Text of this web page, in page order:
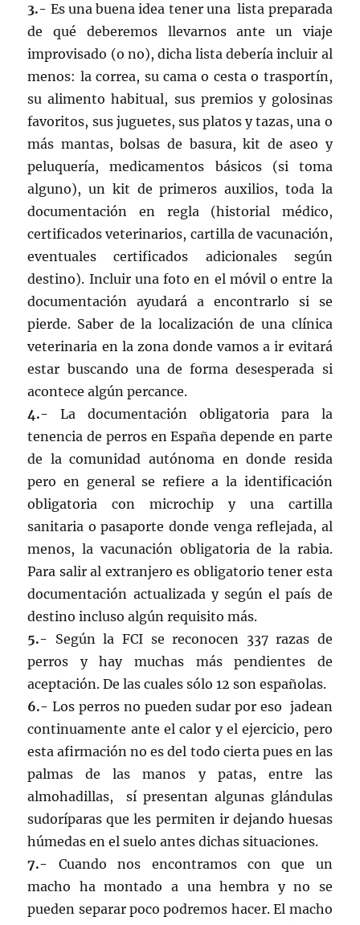
3.- Es una buena idea tener una lista preparada
de qué deberemos llevarnos ante un viaje
improvisado (o no), dicha lista debería incluir al
menos: la correa, su cama o cesta o trasportín,
su alimento habitual, sus premios y golosinas
favoritos, sus juguetes, sus platos y tazas, una o
más mantas, bolsas de basura, kit de aseo y
peluquería, medicamentos básicos (si toma
alguno), un kit de primeros auxilios, toda la
documentación en regla (historial médico,
certificados veterinarios, cartilla de vacunación,
eventuales certificados adicionales según
destino). Incluir una foto en el móvil o entre la
documentación ayudará a encontrarlo si se
pierde. Saber de la localización de una clínica
veterinaria en la zona donde vamos a ir evitará
estar buscando una de forma desesperada si
acontece algún percance.
4.- La documentación obligatoria para la
tenencia de perros en España depende en parte
de la comunidad autónoma en donde resida
pero en general se refiere a la identificación
obligatoria con microchip y una cartilla
sanitaria o pasaporte donde venga reflejada, al
menos, la vacunación obligatoria de la rabia.
Para salir al extranjero es obligatorio tener esta
documentación actualizada y según el país de
destino incluso algún requisito más.
5.- Según la FCI se reconocen 337 razas de
perros y hay muchas más pendientes de
aceptación. De las cuales sólo 12 son españolas.
6.-Los perros no pueden sudar por eso jadean
continuamente ante el calor y el ejercicio, pero
esta afirmación no es del todo cierta pues en las
palmas de las manos y patas, entre las
almohadillas, sí presentan algunas glándulas
sudoríparas que les permiten ir dejando huesas
húmedas en el suelo antes dichas situaciones.
7.- Cuando nos encontramos con que un
macho ha montado a una hembra y no se
pueden separar poco podremos hacer. El macho